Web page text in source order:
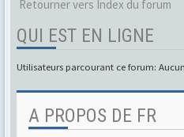
Retourner vers Index du forum
QUI EST EN LIGNE
Utilisateurs parcourant ce forum:
A PROPOS DE FR